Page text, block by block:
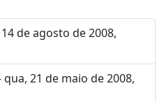
de agosto de 2008,
qua, 21 de maio de 2008,